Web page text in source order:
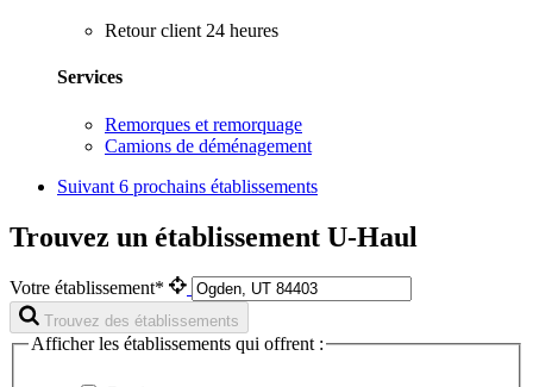
Retour client 24 heures
Services
Remorques et remorquage
Camions de déménagement
Suivant 6 prochains établissements
Trouvez un établissement U-Haul
Votre établissement*
Trouvez des établissements
Afficher les établissements qui offrent :